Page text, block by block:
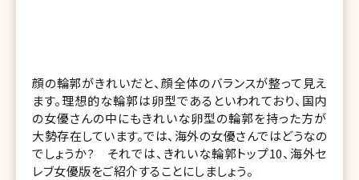
顔の輪郭がきれいだと、顔全体のバランスが整って見え
ます。理想的な輪郭は卵型であるといわれており、国内
の女優さんの中にもきれいな卵型の輪郭を持った方が
大勢存在しています。では、海外の女優さんではどうなの
でしょうか? それでは、きれいな輪郭トップ10、海外セ
レブ女優版をご紹介することにしましょう。